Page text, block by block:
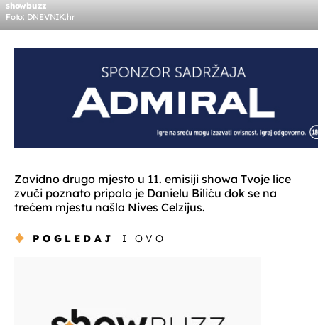
showbuzz
Foto: DNEVNIK.hr
Zavidno drugo mjesto u 11. emisiji showa Tvoje lice
zvuči poznato pripalo je Danielu Biliću dok se na
trećem mjestu našla Nives Celzijus.
POGLEDAJ I OVO